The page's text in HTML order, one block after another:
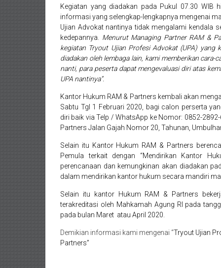
Pekanbaru,
Bengkulu,
Mukomuko,
Gunung
Kidul,
Kulon
Progo,
Balikpapan,
Jakarta
Pusat,
Tanggerang,
Purworejo,
Purwokerto,
Kegiatan yang diadakan pada Pukul 07.30 WIB
informasi yang selengkap-lengkapnya mengenai
Ujian Advokat nantinya tidak mengalami kendala
kedepannya. Menurut Managing Partner RAM &
kegiatan Tryout Ujian Profesi Advokat (UPA) yang
diadakan oleh lembaga lain, kami memberikan
nanti, para peserta dapat mengevaluasi diri atas
UPA nantinya”.
Kantor Hukum RAM & Partners kembali akan
Sabtu Tgl 1 Februari 2020, bagi calon perserta
diri baik via Telp / WhatsApp ke Nomor: 0852-
Partners Jalan Gajah Nomor 20, Tahunan,
Selain itu Kantor Hukum RAM & Partners
Pemula terkait dengan “Mendirikan Kantor
perencanaan dan kemungkinan akan diadakan
dalam mendirikan kantor hukum secara mandiri
Selain itu kantor Hukum RAM & Partners
terakreditasi oleh Mahkamah Agung RI pada
pada bulan Maret atau April 2020.
Demikian informasi kami mengenai “Tryout Ujian
Partners”